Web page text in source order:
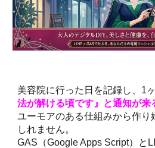
美容院に行った日を記録し、1
法が解ける頃です』と通知が来
ユーモアのある仕組みから作り
しれません。
GAS（Google Apps Script）と